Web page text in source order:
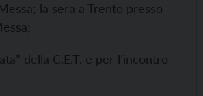
la sera a Trento presso
della C.E.T. e per l’incontro